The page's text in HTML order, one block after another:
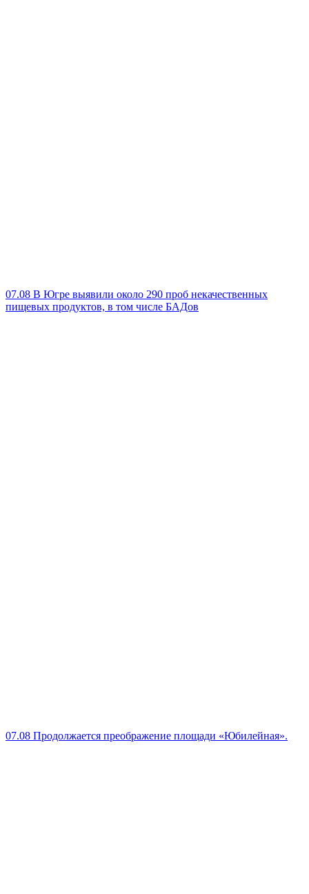
07.08 В Югре выявили около 290 проб некачественных
пищевых продуктов, в том числе БАДов
07.08 Продолжается преображение площади «Юбилейная».